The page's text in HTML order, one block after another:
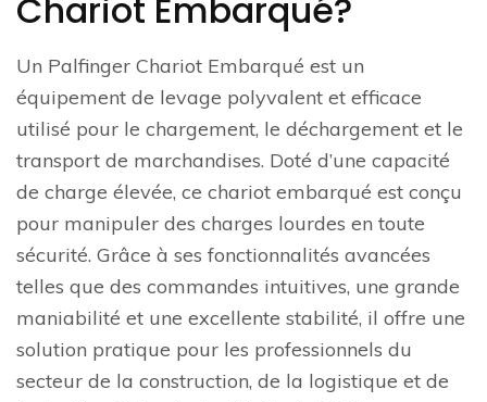
Chariot Embarqué?
Un Palfinger Chariot Embarqué est un
équipement de levage polyvalent et efficace
utilisé pour le chargement, le déchargement et le
transport de marchandises. Doté d’une capacité
de charge élevée, ce chariot embarqué est conçu
pour manipuler des charges lourdes en toute
sécurité. Grâce à ses fonctionnalités avancées
telles que des commandes intuitives, une grande
maniabilité et une excellente stabilité, il offre une
solution pratique pour les professionnels du
secteur de la construction, de la logistique et de